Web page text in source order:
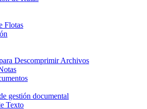
Flotas
Descomprimir Archivos
gestión documental
Texto